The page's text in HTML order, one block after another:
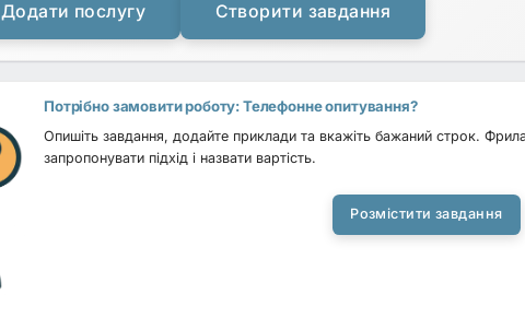
Додати послугу Створити завдання
Потрібно замовити роботу: Телефонне опитування?
Опишіть завдання, додайте приклади та вкажіть бажаний строк.
запропонувати підхід і назвати вартість.
Розмістити завдання